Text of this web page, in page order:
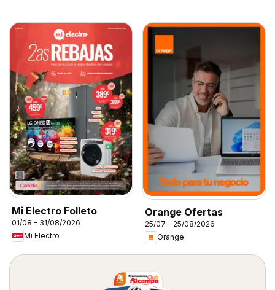
Mi Electro Folleto
01/08 - 31/08/2026
Mi Electro
Orange Ofertas
25/07 - 25/08/2026
Orange